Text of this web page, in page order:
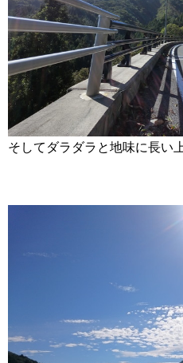
そしてダラダラと地味に長い